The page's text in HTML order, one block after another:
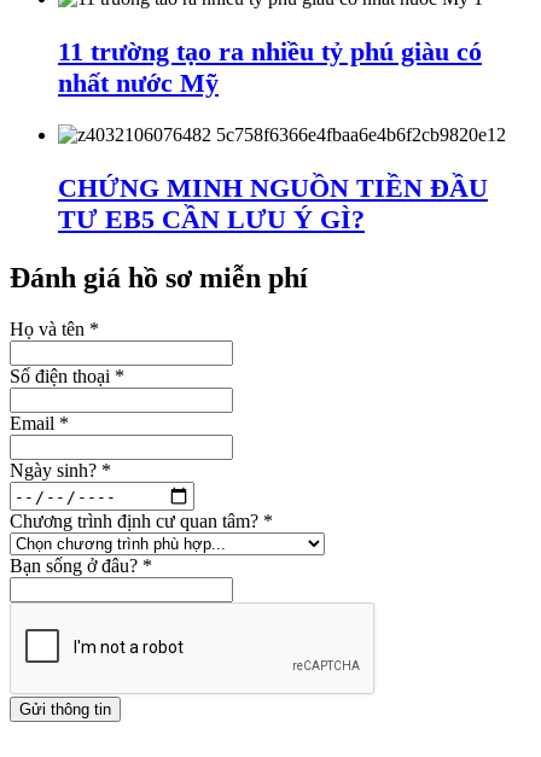
11 trường tạo ra nhiều tỷ phú giàu có
nhất nước Mỹ
CHỨNG MINH NGUỒN TIỀN ĐẦU
TƯ EB5 CẦN LƯU Ý GÌ?
Đánh giá hồ sơ miễn phí
Họ và tên *
Số điện thoại *
Email *
Ngày sinh? *
Chương trình định cư quan tâm? *
Bạn sống ở đâu? *
Gửi thông tin